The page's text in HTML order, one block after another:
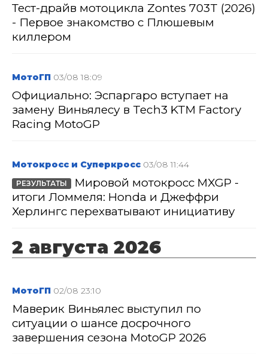
Тест-драйв мотоцикла Zontes 703T (2026)
- Первое знакомство с Плюшевым
киллером
МотоГП 03/08 18:09
Официально: Эспаргаро вступает на
замену Виньялесу в Tech3 KTM Factory
Racing MotoGP
Мотокросс и Суперкросс 03/08 11:44
РЕЗУЛЬТАТЫ
Мировой мотокросс MXGP -
итоги Ломмеля: Honda и Джеффри
Херлингс перехватывают инициативу
2 августа 2026
МотоГП 02/08 23:10
Маверик Виньялес выступил по
ситуации о шансе досрочного
завершения сезона MotoGP 2026